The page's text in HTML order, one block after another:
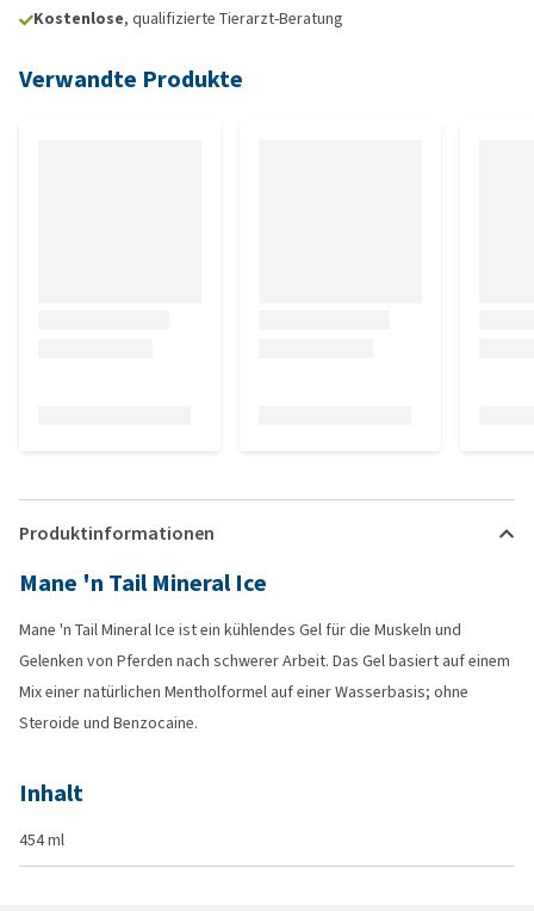
Kostenlose, qualifizierte Tierarzt-Beratung
Verwandte Produkte
Produktinformationen
Mane 'n Tail Mineral Ice
Mane 'n Tail Mineral Ice ist ein kühlendes Gel für die Muskeln und
Gelenken von Pferden nach schwerer Arbeit. Das Gel basiert auf einem
Mix einer natürlichen Mentholformel auf einer Wasserbasis; ohne
Steroide und Benzocaine.
Inhalt
454 ml